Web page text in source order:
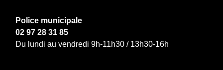
Police municipale
02 97 28 31 85
Du lundi au vendredi 9h-11h30 / 13h30-16h